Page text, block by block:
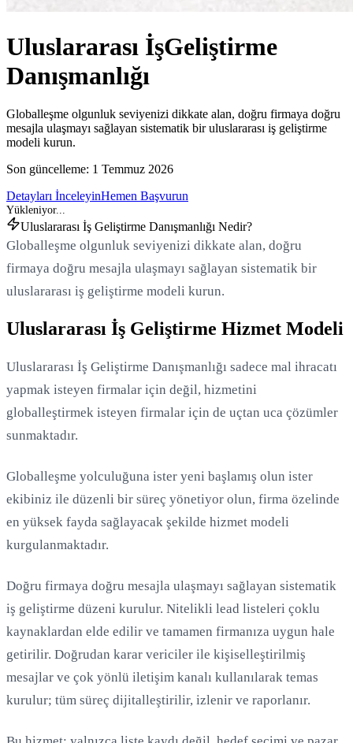
Uluslararası İşGeliştirme
Danışmanlığı
Globalleşme olgunluk seviyenizi dikkate alan, doğru firmaya doğru
mesajla ulaşmayı sağlayan sistematik bir uluslararası iş geliştirme
modeli kurun.
Son güncelleme: 1 Temmuz 2026
Detayları İnceleyinHemen Başvurun
Yükleniyor...
Uluslararası İş Geliştirme Danışmanlığı Nedir?
Globalleşme olgunluk seviyenizi dikkate alan, doğru
firmaya doğru mesajla ulaşmayı sağlayan sistematik bir
uluslararası iş geliştirme modeli kurun.
Uluslararası İş Geliştirme Hizmet Modeli
Uluslararası İş Geliştirme Danışmanlığı sadece mal ihracatı
yapmak isteyen firmalar için değil, hizmetini
globalleştirmek isteyen firmalar için de uçtan uca çözümler
sunmaktadır.
Globalleşme yolculuğuna ister yeni başlamış olun ister
ekibiniz ile düzenli bir süreç yönetiyor olun, firma özelinde
en yüksek fayda sağlayacak şekilde hizmet modeli
kurgulanmaktadır.
Doğru firmaya doğru mesajla ulaşmayı sağlayan sistematik
iş geliştirme düzeni kurulur. Nitelikli lead listeleri çoklu
kaynaklardan elde edilir ve tamamen firmanıza uygun hale
getirilir. Doğrudan karar vericiler ile kişiselleştirilmiş
mesajlar ve çok yönlü iletişim kanalı kullanılarak temas
kurulur; tüm süreç dijitalleştirilir, izlenir ve raporlanır.